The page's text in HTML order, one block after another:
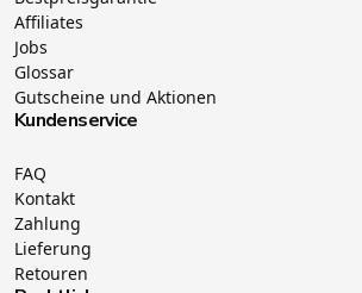
Affiliates
Jobs
Glossar
Gutscheine und Aktionen
Kundenservice
FAQ
Kontakt
Zahlung
Lieferung
Retouren